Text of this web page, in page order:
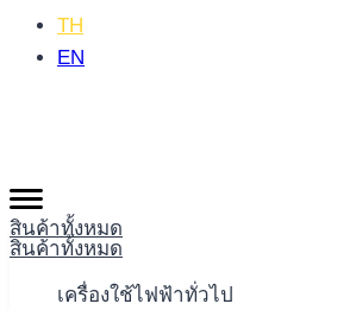
TH
EN
สินค้าทั้งหมด
สินค้าทั้งหมด
เครื่องใช้ไฟฟ้าทั่วไป